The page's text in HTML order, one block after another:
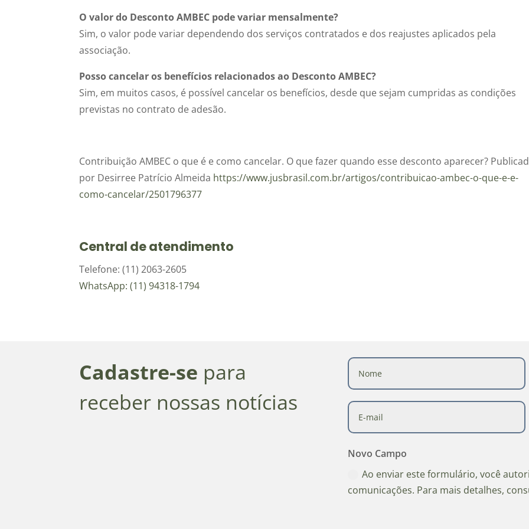
O valor do Desconto AMBEC pode variar mensalmente?
Sim, o valor pode variar dependendo dos serviços contratados e dos reajustes aplicados pela
associação.
Posso cancelar os benefícios relacionados ao Desconto AMBEC?
Sim, em muitos casos, é possível cancelar os benefícios, desde que sejam cumpridas as condições
previstas no contrato de adesão.
Contribuição AMBEC o que é e como cancelar. O que fazer quando esse desconto aparecer?
por Desirree Patrício Almeida https://www.jusbrasil.com.br/artigos/contribuicao-ambec-o-que-e-e-
como-cancelar/2501796377
Central de atendimento
Telefone: (11) 2063-2605
WhatsApp: (11) 94318-1794
Cadastre-se para
receber nossas notícias
Novo Campo
Ao enviar este formulário, você
comunicações. Para mais detalhes,